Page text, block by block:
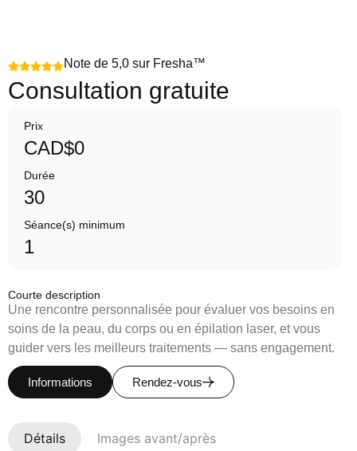
Note de 5,0 sur Fresha™
Consultation gratuite
Prix
CAD$0
Durée
30
Séance(s) minimum
1
Courte description
Une rencontre personnalisée pour évaluer vos besoins en
soins de la peau, du corps ou en épilation laser, et vous
guider vers les meilleurs traitements — sans engagement.
Informations Rendez-vous
Détails Images avant/après